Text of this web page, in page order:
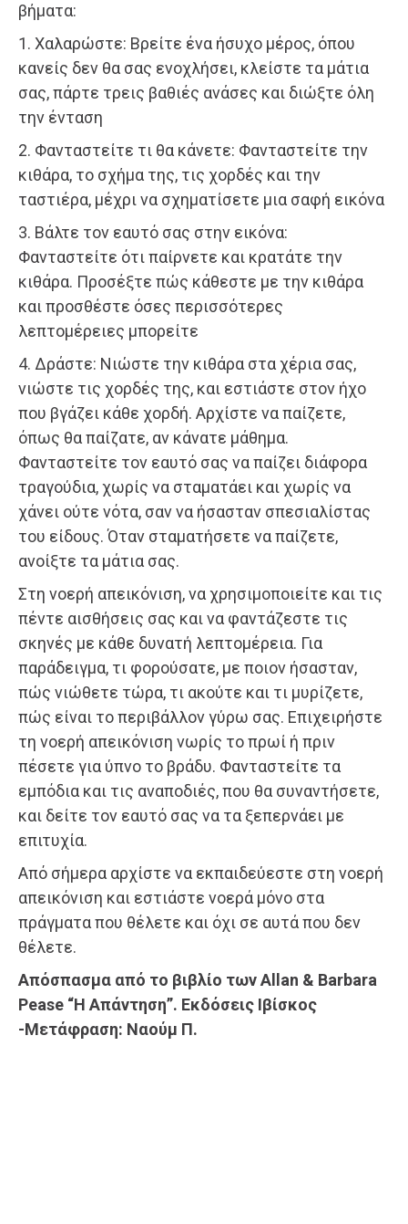
βήματα:
1. Χαλαρώστε: Βρείτε ένα ήσυχο μέρος, όπου
κανείς δεν θα σας ενοχλήσει, κλείστε τα μάτια
σας, πάρτε τρεις βαθιές ανάσες και διώξτε όλη
την ένταση
2. Φανταστείτε τι θα κάνετε: Φανταστείτε την
κιθάρα, το σχήμα της, τις χορδές και την
ταστιέρα, μέχρι να σχηματίσετε μια σαφή εικόνα
3. Βάλτε τον εαυτό σας στην εικόνα:
Φανταστείτε ότι παίρνετε και κρατάτε την
κιθάρα. Προσέξτε πώς κάθεστε με την κιθάρα
και προσθέστε όσες περισσότερες
λεπτομέρειες μπορείτε
4. Δράστε: Νιώστε την κιθάρα στα χέρια σας,
νιώστε τις χορδές της, και εστιάστε στον ήχο
που βγάζει κάθε χορδή. Αρχίστε να παίζετε,
όπως θα παίζατε, αν κάνατε μάθημα.
Φανταστείτε τον εαυτό σας να παίζει διάφορα
τραγούδια, χωρίς να σταματάει και χωρίς να
χάνει ούτε νότα, σαν να ήσασταν σπεσιαλίστας
του είδους. Όταν σταματήσετε να παίζετε,
ανοίξτε τα μάτια σας.
Στη νοερή απεικόνιση, να χρησιμοποιείτε και τις
πέντε αισθήσεις σας και να φαντάζεστε τις
σκηνές με κάθε δυνατή λεπτομέρεια. Για
παράδειγμα, τι φορούσατε, με ποιον ήσασταν,
πώς νιώθετε τώρα, τι ακούτε και τι μυρίζετε,
πώς είναι το περιβάλλον γύρω σας. Επιχειρήστε
τη νοερή απεικόνιση νωρίς το πρωί ή πριν
πέσετε για ύπνο το βράδυ. Φανταστείτε τα
εμπόδια και τις αναποδιές, που θα συναντήσετε,
και δείτε τον εαυτό σας να τα ξεπερνάει με
επιτυχία.
Από σήμερα αρχίστε να εκπαιδεύεστε στη νοερή
απεικόνιση και εστιάστε νοερά μόνο στα
πράγματα που θέλετε και όχι σε αυτά που δεν
θέλετε.
Απόσπασμα από το βιβλίο των Allan & Barbara
Pease “Η Aπάντηση”. Εκδόσεις Ιβίσκος
-Μετάφραση: Ναούμ Π.